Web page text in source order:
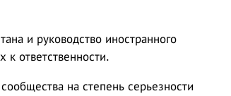
и руководство иностранного
к ответственности.
на степень серьезности